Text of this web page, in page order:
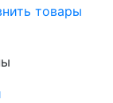
товары